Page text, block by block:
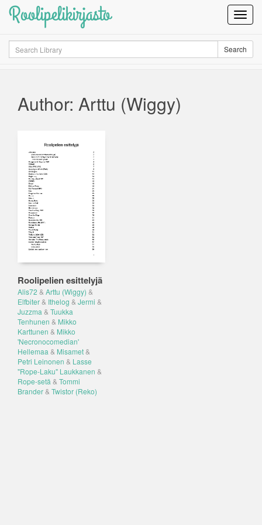
Roolipelikirjasto
Search Search
Author: Arttu (Wiggy)
Roolipelien esittelyjä
Alis72 & Arttu (Wiggy) &
Elfbiter& Ithelog & Jermi &
Juzzma & Tuukka
Tenhunen & Mikko
Karttunen & Mikko
'Necronocomedian'
Hellemaa & Misamet&
Petri Leinonen & Lasse
"Rope-Laku" Laukkanen &
Rope-setä & Tommi
Brander& Twistor (Reko)